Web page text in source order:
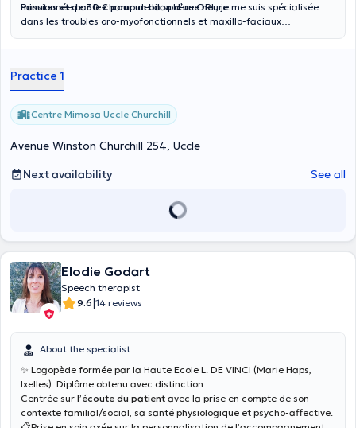
minutes et de 30 € pour un bilan d’une heure.
Passionnée par le champ de la sphère ORL, je me suis spécialisée
dans les troubles oro-myofonctionnels et maxillo-faciaux
vous accompagne également dans les troubles alimentaires
(phobie d'avaler).
Practice 1
Centre Mimosa Uccle Churchill
Avenue Winston Churchill 254, Uccle
Next availability
See all
Elodie Godart
Speech therapist
9.6|14 reviews
About the specialist
✨ Logopède formée par la Haute Ecole L. DE VINCI (Marie Haps,
Ixelles). Diplôme obtenu avec distinction.
Centrée sur l’écoute du patient avec la prise en compte de son
contexte familial/social, sa santé physiologique et psycho-affective.